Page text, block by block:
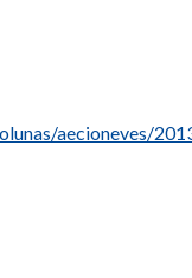
aecioneves/